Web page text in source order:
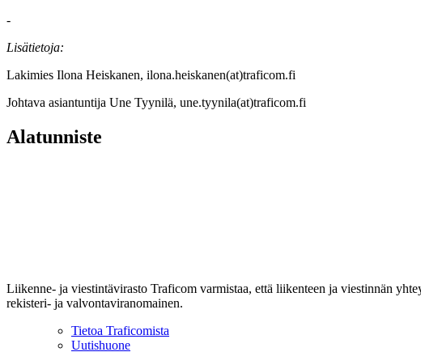
-
Lisätietoja:
Lakimies Ilona Heiskanen, ilona.heiskanen(at)traficom.fi
Johtava asiantuntija Une Tyynilä, une.tyynila(at)traficom.fi
Alatunniste
Liikenne- ja viestintävirasto Traficom varmistaa, että liikenteen ja viestinnän
rekisteri- ja valvontaviranomainen.
Tietoa Traficomista
Uutishuone